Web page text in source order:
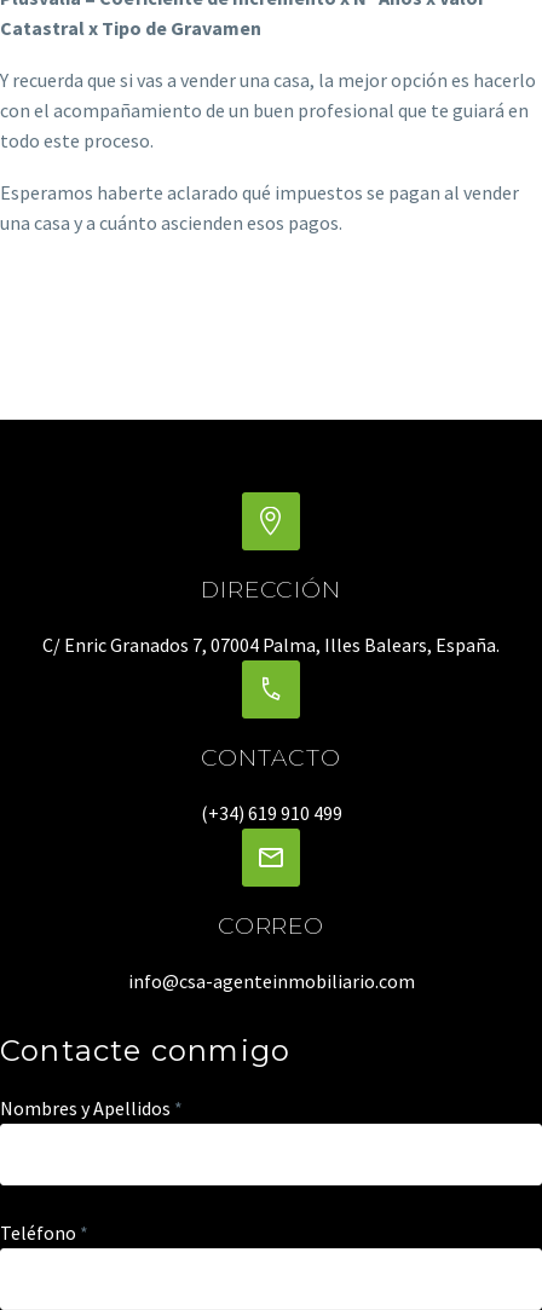
Catastral x Tipo de Gravamen
Y recuerda que si vas a vender una casa, la mejor opción es hacerlo
con el acompañamiento de un buen profesional que te guiará en
todo este proceso.
Esperamos haberte aclarado qué impuestos se pagan al vender
una casa y a cuánto ascienden esos pagos.
DIRECCIÓN
C/ Enric Granados 7, 07004 Palma, Illes Balears, España.
CONTACTO
(+34) 619 910 499
CORREO
info@csa-agenteinmobiliario.com
Contacte conmigo
Nombres y Apellidos *
Teléfono *